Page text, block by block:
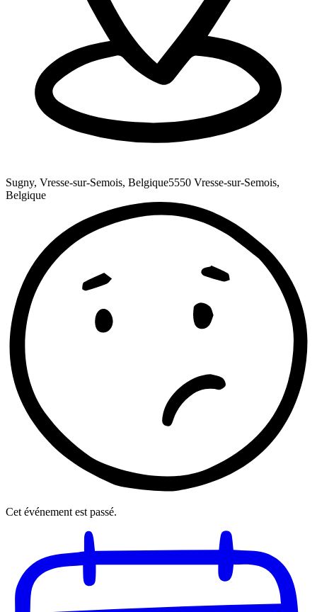
Sugny, Vresse-sur-Semois, Belgique5550 Vresse-sur-Semois,
Belgique
Cet événement est passé.